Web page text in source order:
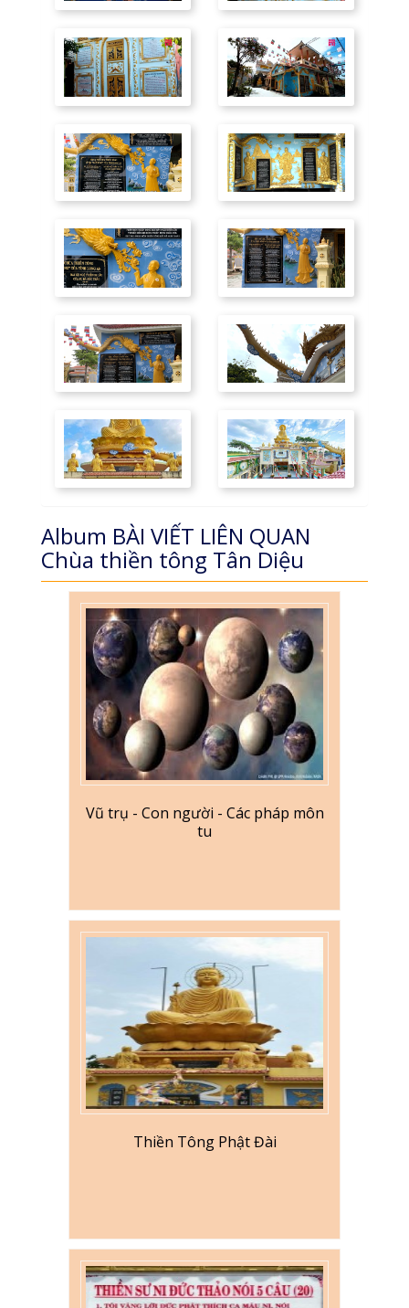
Album BÀI VIẾT LIÊN QUAN
Chùa thiền tông Tân Diệu
Vũ trụ - Con người - Các pháp môn
tu
Thiền Tông Phật Đài